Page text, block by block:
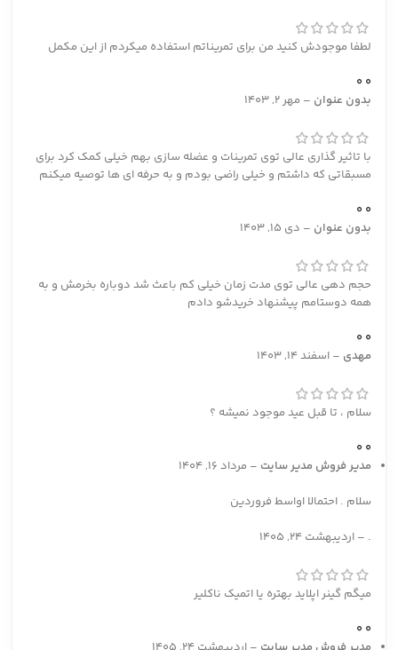
لطفا موجودش کنید من برای تمریناتم استفاده میکردم از این مکمل
0
0
بدون عنوان – مهر 2, 1403
با تاثیر گذاری عالی توی تمرینات و عضله سازی بهم خیلی کمک کرد برای
مسبقاتی که داشتم و خیلی راضی بودم و به حرفه ای ها توصیه میکنم
0
0
بدون عنوان – دی 15, 1403
حجم دهی عالی توی مدت زمان خیلی کم باعث شد دوباره بخرمش و به
همه دوستامم پیشنهاد خریدشو دادم
0
0
مهدی – اسفند 14, 1403
سلام ، تا قبل عید موجود نمیشه ؟
0
0
مدیر فروش مدیر سایت – مرداد 16, 1404
سلام . احتمالا اواسط فروردین
.
– اردیبهشت 24, 1405
میگم گینر اپلاید بهتره یا اتمیک ناکلیر
0
0